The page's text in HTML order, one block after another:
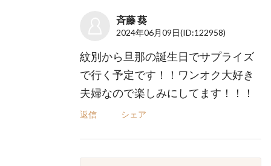
斉藤 葵
2024年06月09日(ID:122958)
紋別から旦那の誕生日でサプライズ
で行く予定です！！ワンオク大好き
夫婦なので楽しみにしてます！！！
返信 シェア